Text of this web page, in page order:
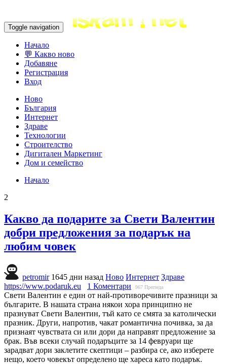
Toggle navigation
Начало
💬 Какво ново
Добавяне
Регистрация
Вход
Ново
България
Интернет
Здраве
Технологии
Строителство
Дигитален Маркетинг
Дом и семейство
Начало
2
Какво да подарите за Свети Валентин
добри предложения за подарък на
любим човек
petromir 1645 дни назад Ново Интернет Здраве
https://www.podaruk.eu
1 Коментари 967 Прегледа
Свети Валентин е един от най-противоречивите празници за
българите. В нашата страна някои хора принципно не
празнуват Свети Валентин, тъй като се смята за католически
празник. Други, напротив, чакат романтична почивка, за да
признаят чувствата си или дори да направят предложение за
брак. Във всеки случай подаръците за 14 февруари ще
зарадват дори заклетите скептици – разбира се, ако изберете
нещо, което човекът определено ще хареса като подарък.